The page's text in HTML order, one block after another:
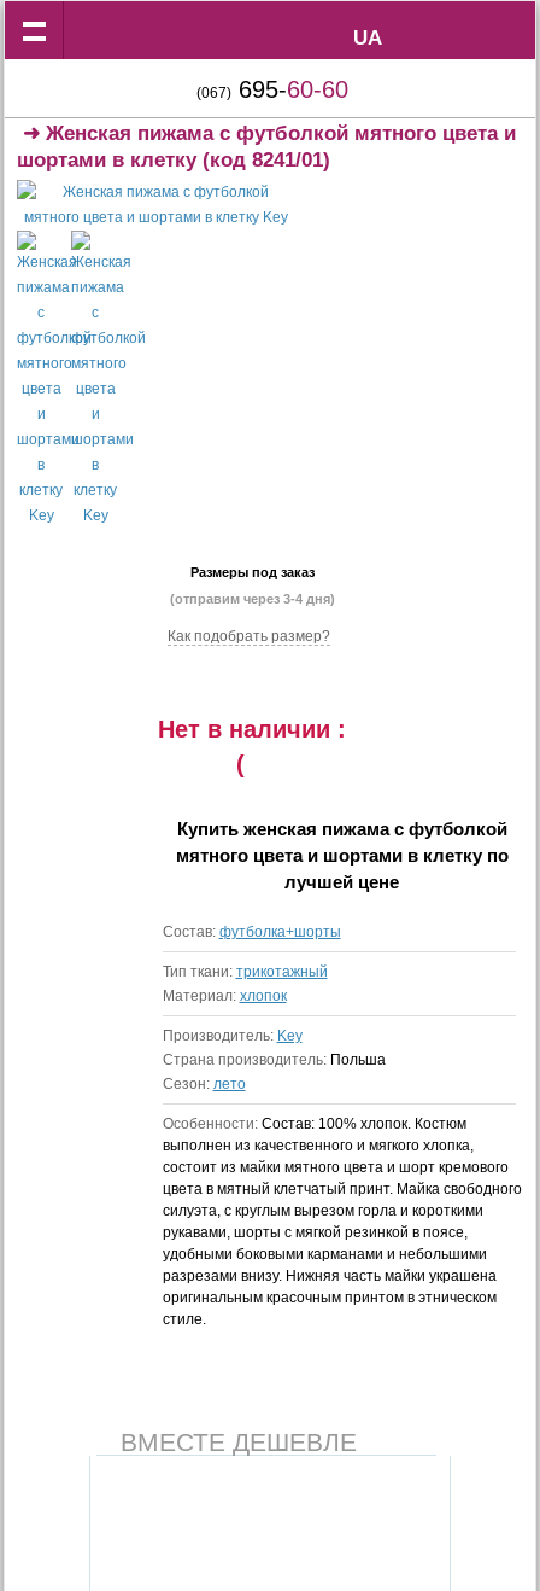
UA
UA
(067) 695-60-60
➜Женская пижама с футболкой мятного цвета и
шортами в клетку(код 8241/01)
Размеры под заказ
(отправим через 3-4 дня)
Как подобрать размер?
Нет в наличии :
(
Купить женская пижама с футболкой
мятного цвета и шортами в клеткупо
лучшей цене
Состав: футболка+шорты
Тип ткани: трикотажный
Материал: хлопок
Производитель: Key
Страна производитель: Польша
Сезон: лето
Особенности: Состав: 100% хлопок. Костюм
выполнен из качественного и мягкого хлопка,
состоит из майки мятного цвета и шорт кремового
цвета в мятный клетчатый принт. Майка свободного
силуэта, с круглым вырезом горла и короткими
рукавами, шорты с мягкой резинкой в поясе,
удобными боковыми карманами и небольшими
разрезами внизу. Нижняя часть майки украшена
оригинальным красочным принтом в этническом
стиле.
ВМЕСТЕ ДЕШЕВЛЕ